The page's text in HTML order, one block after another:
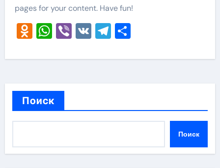
pages for your content. Have fun!
Odnoklassniki
WhatsApp
Viber
VKTelegram
Отправить
Поиск
Поиск